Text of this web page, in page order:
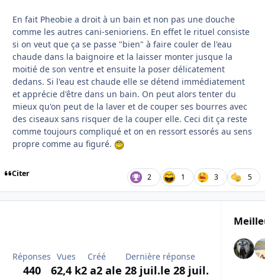
En fait Pheobie a droit à un bain et non pas une douche
comme les autres cani-senioriens. En effet le rituel consiste
si on veut que ça se passe "bien" à faire couler de l'eau
chaude dans la baignoire et la laisser monter jusque la
moitié de son ventre et ensuite la poser délicatement
dedans. Si l'eau est chaude elle se détend immédiatement
et apprécie d'être dans un bain. On peut alors tenter du
mieux qu'on peut de la laver et de couper ses bourres avec
des ciseaux sans risquer de la couper elle. Ceci dit ça reste
comme toujours compliqué et on en ressort essorés au sens
propre comme au figuré.
Citer 2 1 3 5
Réponses
440
Vues
62,4 k
Créé
2 a2 a
Dernière réponse
le 28 juil.le 28 juil.